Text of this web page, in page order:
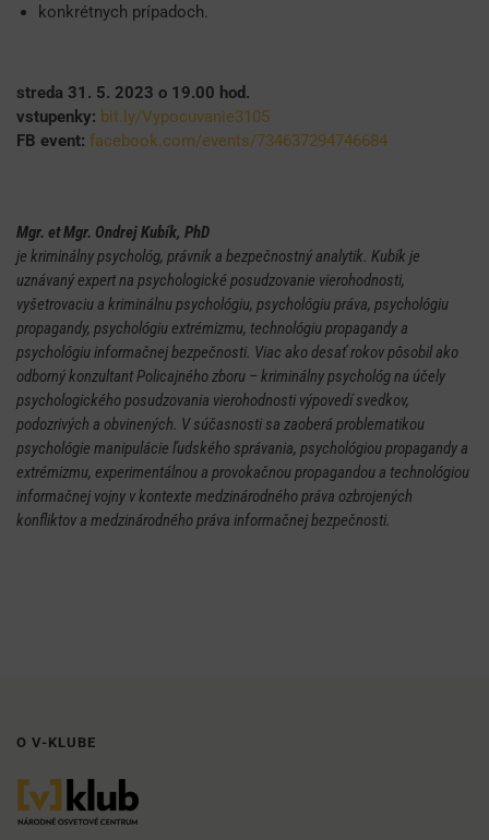
konkrétnych prípadoch.
streda 31. 5. 2023 o 19.00 hod.
vstupenky: bit.ly/Vypocuvanie3105
FB event: facebook.com/events/734637294746684
Mgr. et Mgr. Ondrej Kubík, PhD
je kriminálny psychológ, právnik a bezpečnostný analytik. Kubík je
uznávaný expert na psychologické posudzovanie vierohodnosti,
vyšetrovaciu a kriminálnu psychológiu, psychológiu práva, psychológiu
propagandy, psychológiu extrémizmu, technológiu propagandy a
psychológiu informačnej bezpečnosti. Viac ako desať rokov pôsobil ako
odborný konzultant Policajného zboru – kriminálny psychológ na účely
psychologického posudzovania vierohodnosti výpovedí svedkov,
podozrivých a obvinených. V súčasnosti sa zaoberá problematikou
psychológie manipulácie ľudského správania, psychológiou propagandy a
extrémizmu, experimentálnou a provokačnou propagandou a technológiou
informačnej vojny v kontexte medzinárodného práva ozbrojených
konfliktov a medzinárodného práva informačnej bezpečnosti.
O V-KLUBE